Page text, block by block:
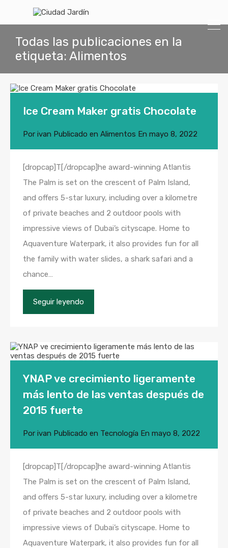
Todas las publicaciones en la
etiqueta: Alimentos
Ice Cream Maker gratis Chocolate
Por ivan Publicado en Alimentos En mayo 8, 2022
[dropcap]T[/dropcap]he award-winning Atlantis
The Palm is set on the crescent of Palm Island,
and offers 5-star luxury, including over a kilometre
of private beaches and 2 outdoor pools with
impressive views of Dubai’s cityscape. Home to
Aquaventure Waterpark, it also provides fun for all
the family with water slides, a shark safari and a
chance…
Seguir leyendo
YNAP ve crecimiento ligeramente
más lento de las ventas después de
2015 fuerte
Por ivan Publicado en Tecnología En mayo 8, 2022
[dropcap]T[/dropcap]he award-winning Atlantis
The Palm is set on the crescent of Palm Island,
and offers 5-star luxury, including over a kilometre
of private beaches and 2 outdoor pools with
impressive views of Dubai’s cityscape. Home to
Aquaventure Waterpark, it also provides fun for all